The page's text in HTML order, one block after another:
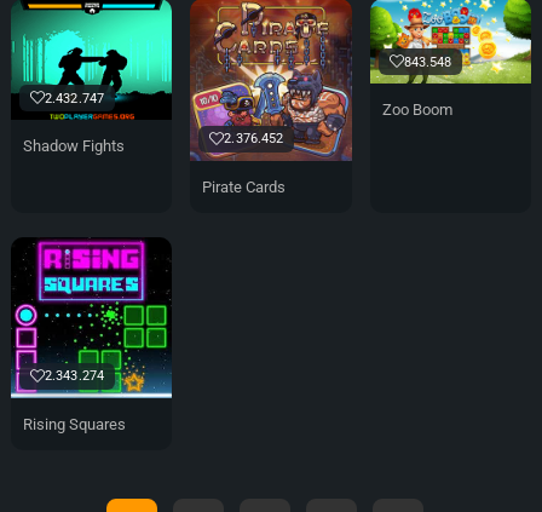
2.432.747
Shadow Fights 2.376.452
Pirate Cards
843.548
Zoo Boom
2.343.274
Rising Squares